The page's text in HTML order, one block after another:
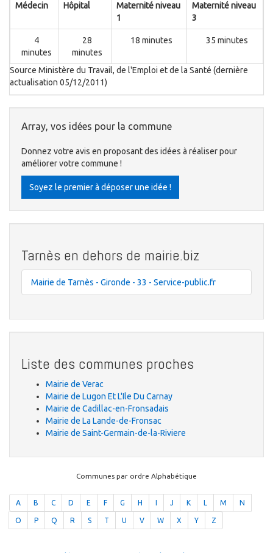
Médecin Hôpital
Maternité niveau
1
Maternité niveau
3
4
minutes
28
minutes
18 minutes 35 minutes
Source Ministère du Travail, de l'Emploi et de la Santé (dernière
actualisation 05/12/2011)
Array, vos idées pour la commune
Donnez votre avis en proposant des idées à réaliser pour
améliorer votre commune !
Soyez le premier à déposer une idée !
Tarnès en dehors de mairie.biz
Mairie de Tarnès - Gironde - 33 - Service-public.fr
Liste des communes proches
Mairie de Verac
Mairie de Lugon Et L'Ile Du Carnay
Mairie de Cadillac-en-Fronsadais
Mairie de La Lande-de-Fronsac
Mairie de Saint-Germain-de-la-Riviere
Communes par ordre Alphabétique
A B C D E F G H J K L M N
O P Q R S T U V W X Y Z